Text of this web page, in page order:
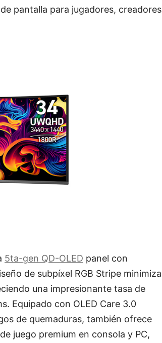
pantalla para jugadores, creadores
5ta-gen QD-OLED panel con
de subpíxel RGB Stripe minimiza
una impresionante tasa de
Equipado con OLED Care 3.0
de quemaduras, también ofrece
juego premium en consola y PC,